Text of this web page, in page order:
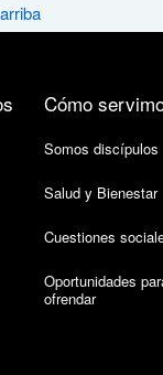
Cómo
Somos discípulos
Salud y Bienestar
Cuestiones
Oportunidades
ofrendar